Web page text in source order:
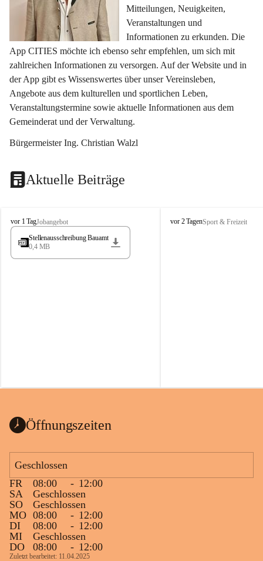
Mitteilungen, Neuigkeiten,
Veranstaltungen und
Informationen zu erkunden. Die
App CITIES möchte ich ebenso sehr empfehlen, um sich mit
zahlreichen Informationen zu versorgen. Auf der Website und in
der App gibt es Wissenswertes über unser Vereinsleben,
Angebote aus dem kulturellen und sportlichen Leben,
Veranstaltungstermine sowie aktuelle Informationen aus dem
Gemeinderat und der Verwaltung.
Bürgermeister Ing. Christian Walzl
Aktuelle Beiträge
S
t
s
vor 1 TagJobangebot
Stellenausschreibung Bauamt
0,4 MB
S
vor 2 TagenSport & Freizeit
Öffnungszeiten
Geschlossen
FR
08:00 - 12:00
SA
Geschlossen
SO
Geschlossen
MO 08:00 - 12:00
DI
08:00 - 12:00
MI
Geschlossen
DO
08:00 - 12:00
Zuletzt bearbeitet: 11.04.2025